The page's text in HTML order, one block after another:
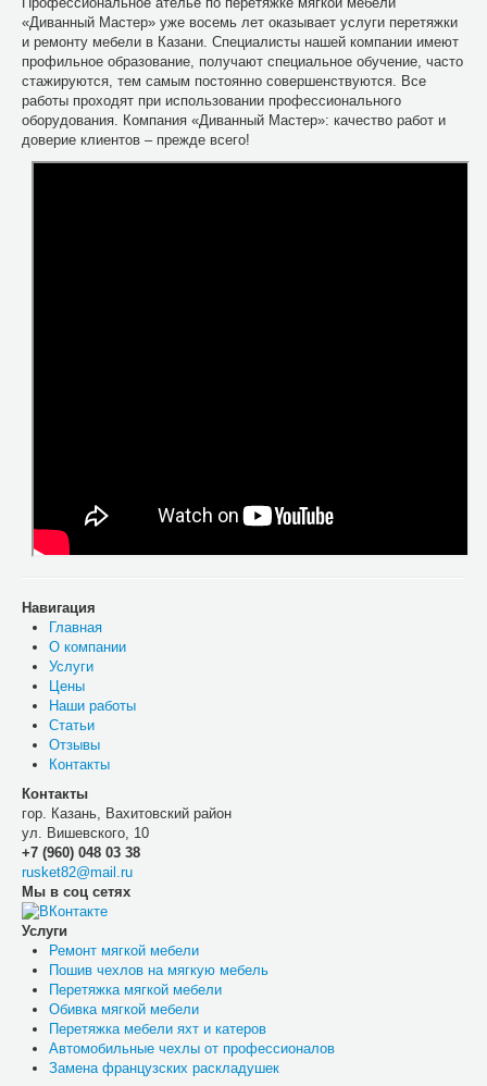
«Диванный Мастер» уже восемь лет оказывает услуги перетяжки
и ремонту мебели в Казани. Специалисты нашей компании имеют
профильное образование, получают специальное обучение, часто
стажируются, тем самым постоянно совершенствуются. Все
работы проходят при использовании профессионального
оборудования. Компания «Диванный Мастер»: качество работ и
доверие клиентов – прежде всего!
Навигация
Главная
О компании
Услуги
Цены
Наши работы
Статьи
Отзывы
Контакты
Контакты
гор. Казань, Вахитовский район
ул. Вишевского, 10
+7 (960) 048 03 38
rusket82@mail.ru
Мы в соц сетях
Услуги
Ремонт мягкой мебели
Пошив чехлов на мягкую мебель
Перетяжка мягкой мебели
Обивка мягкой мебели
Перетяжка мебели яхт и катеров
Автомобильные чехлы от профессионалов
Замена французских раскладушек